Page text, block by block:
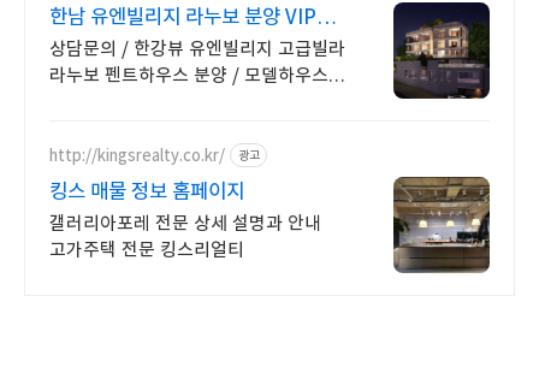
한남 유엔빌리지 라누보 분양 VIP
갤러리 방문예약 신청
상담문의 / 한강뷰 유엔빌리지 고급빌라
라누보 펜트하우스 분양 / 모델하우스
http://kingsrealty.co.kr/ 광고
킹스 매물 정보 홈페이지
갤러리아포레 전문 상세 설명과 안내
고가주택 전문 킹스리얼티